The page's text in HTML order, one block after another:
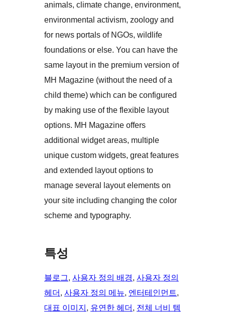
animals, climate change, environment,
environmental activism, zoology and
for news portals of NGOs, wildlife
foundations or else. You can have the
same layout in the premium version of
MH Magazine (without the need of a
child theme) which can be configured
by making use of the flexible layout
options. MH Magazine offers
additional widget areas, multiple
unique custom widgets, great features
and extended layout options to
manage several layout elements on
your site including changing the color
scheme and typography.
특성
블로그, 사용자 정의 배경, 사용자 정의
헤더 , 사용자 정의 메뉴, 엔터테인먼트
대표 이미지 , 유연한 헤더 , 전체 너비 템